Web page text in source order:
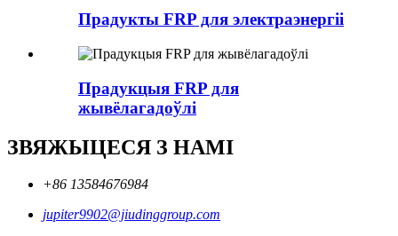
Прадукты FRP для электраэнергіі
Прадукцыя FRP для
жывёлагадоўлі
ЗВЯЖЫЦЕСЯ З НАМІ
+86 13584676984
jupiter9902@jiudinggroup.com